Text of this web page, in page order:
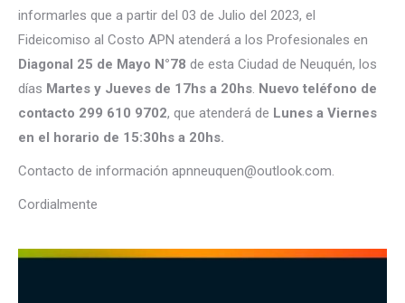
informarles que a partir del 03 de Julio del 2023, el
Fideicomiso al Costo APN atenderá a los Profesionales en
Diagonal 25 de Mayo N°78 de esta Ciudad de Neuquén, los
días Martes y Jueves de 17hs a 20hs. Nuevo teléfono de
contacto 299 610 9702, que atenderá de Lunes a Viernes
en el horario de 15:30hs a 20hs.
Contacto de información apnneuquen@outlook.com.
Cordialmente